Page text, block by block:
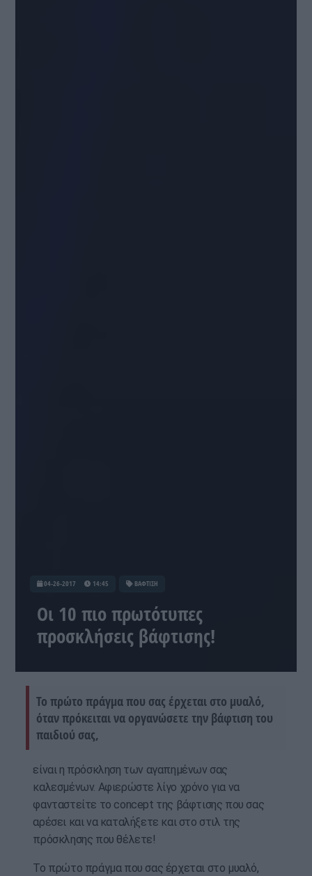
04-26-2017 14:45 ΒΑΦΤΙΣΗ
Οι 10 πιο πρωτότυπες
προσκλήσεις βάφτισης!
Το πρώτο πράγμα που σας έρχεται στο μυαλό,
όταν πρόκειται να οργανώσετε την βάφτιση του
παιδιού σας,
είναι η πρόσκληση των αγαπημένων σας
καλεσμένων. Αφιερώστε λίγο χρόνο για να
φανταστείτε το concept της βάφτισης που σας
αρέσει και να καταλήξετε και στο στιλ της
πρόσκλησης που θέλετε!
Το πρώτο πράγμα που σας έρχεται στο μυαλό,